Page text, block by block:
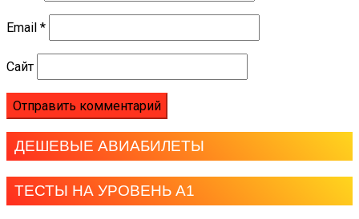
Email *
Сайт
ДЕШЕВЫЕ АВИАБИЛЕТЫ
ТЕСТЫ НА УРОВЕНЬ А1